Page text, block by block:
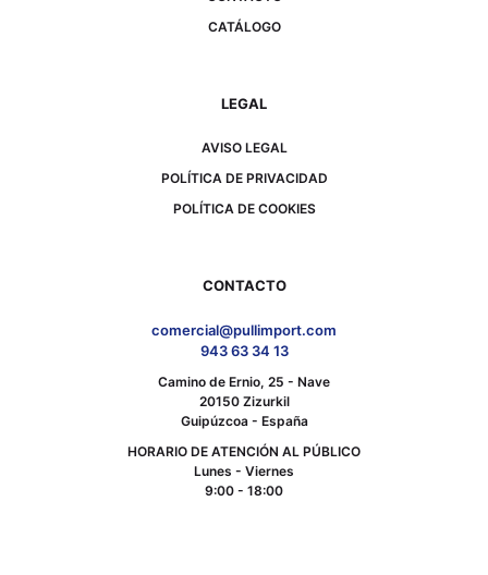
CATÁLOGO
LEGAL
AVISO LEGAL
POLÍTICA DE PRIVACIDAD
POLÍTICA DE COOKIES
CONTACTO
comercial@pullimport.com
943 63 34 13
Camino de Ernio, 25 - Nave
20150 Zizurkil
Guipúzcoa - España
HORARIO DE ATENCIÓN AL PÚBLICO
Lunes - Viernes
9:00 - 18:00